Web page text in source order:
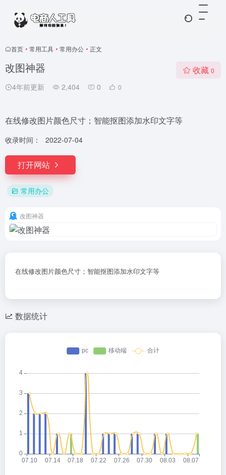
首页 • 常用工具 • 常用办公 • 正文
改图神器
4年前更新 2,404 0 0
收藏 0
在线修改图片颜色尺寸；智能抠图添加水印文字等
收录时间： 2022-07-04
打开网站
常用办公
改图神器
在线修改图片颜色尺寸；智能抠图添加水印文字等
数据统计